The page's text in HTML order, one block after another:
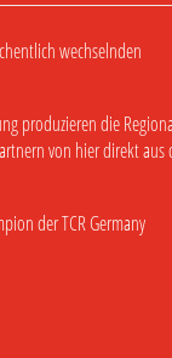
wechselnden
produzieren die
von hier direkt aus
der TCR Germany